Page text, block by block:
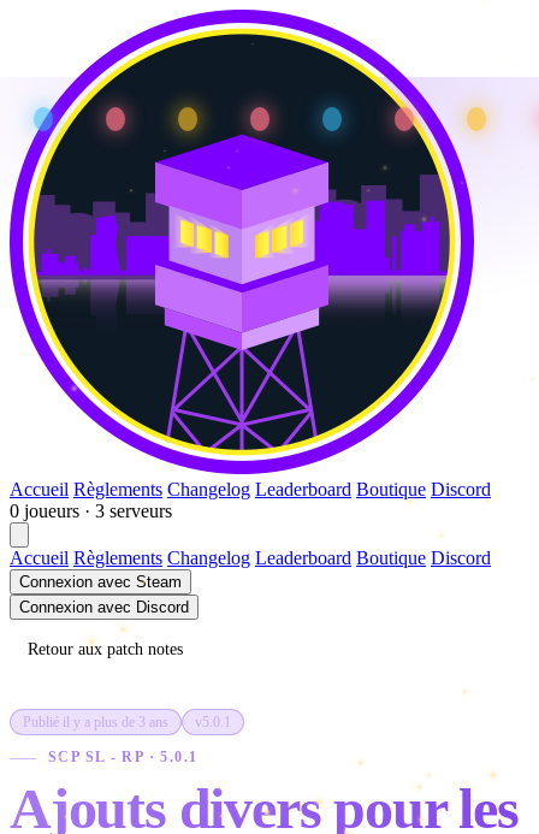
Accueil Règlements Changelog Leaderboard Boutique Discord
0 joueurs · 3 serveurs
Accueil Règlements Changelog Leaderboard Boutique Discord
Connexion avec Steam
Connexion avec Discord
Retour aux patch notes
Publié il y a plus de 3 ans v5.0.1
SCP SL - RP · 5.0.1
Ajouts divers pour les